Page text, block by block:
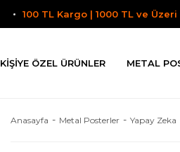
100 TL Kargo | 1000 TL ve
KIŞIYE ÖZEL ÜRÜNLER METAL
Anasayfa Metal Posterler Yapay Zeka